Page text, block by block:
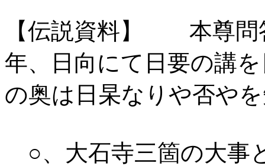
【伝説資料】 本尊
年、日向にて日要の講
の奥は日杲なりや否や
○、大石寺三箇の大事